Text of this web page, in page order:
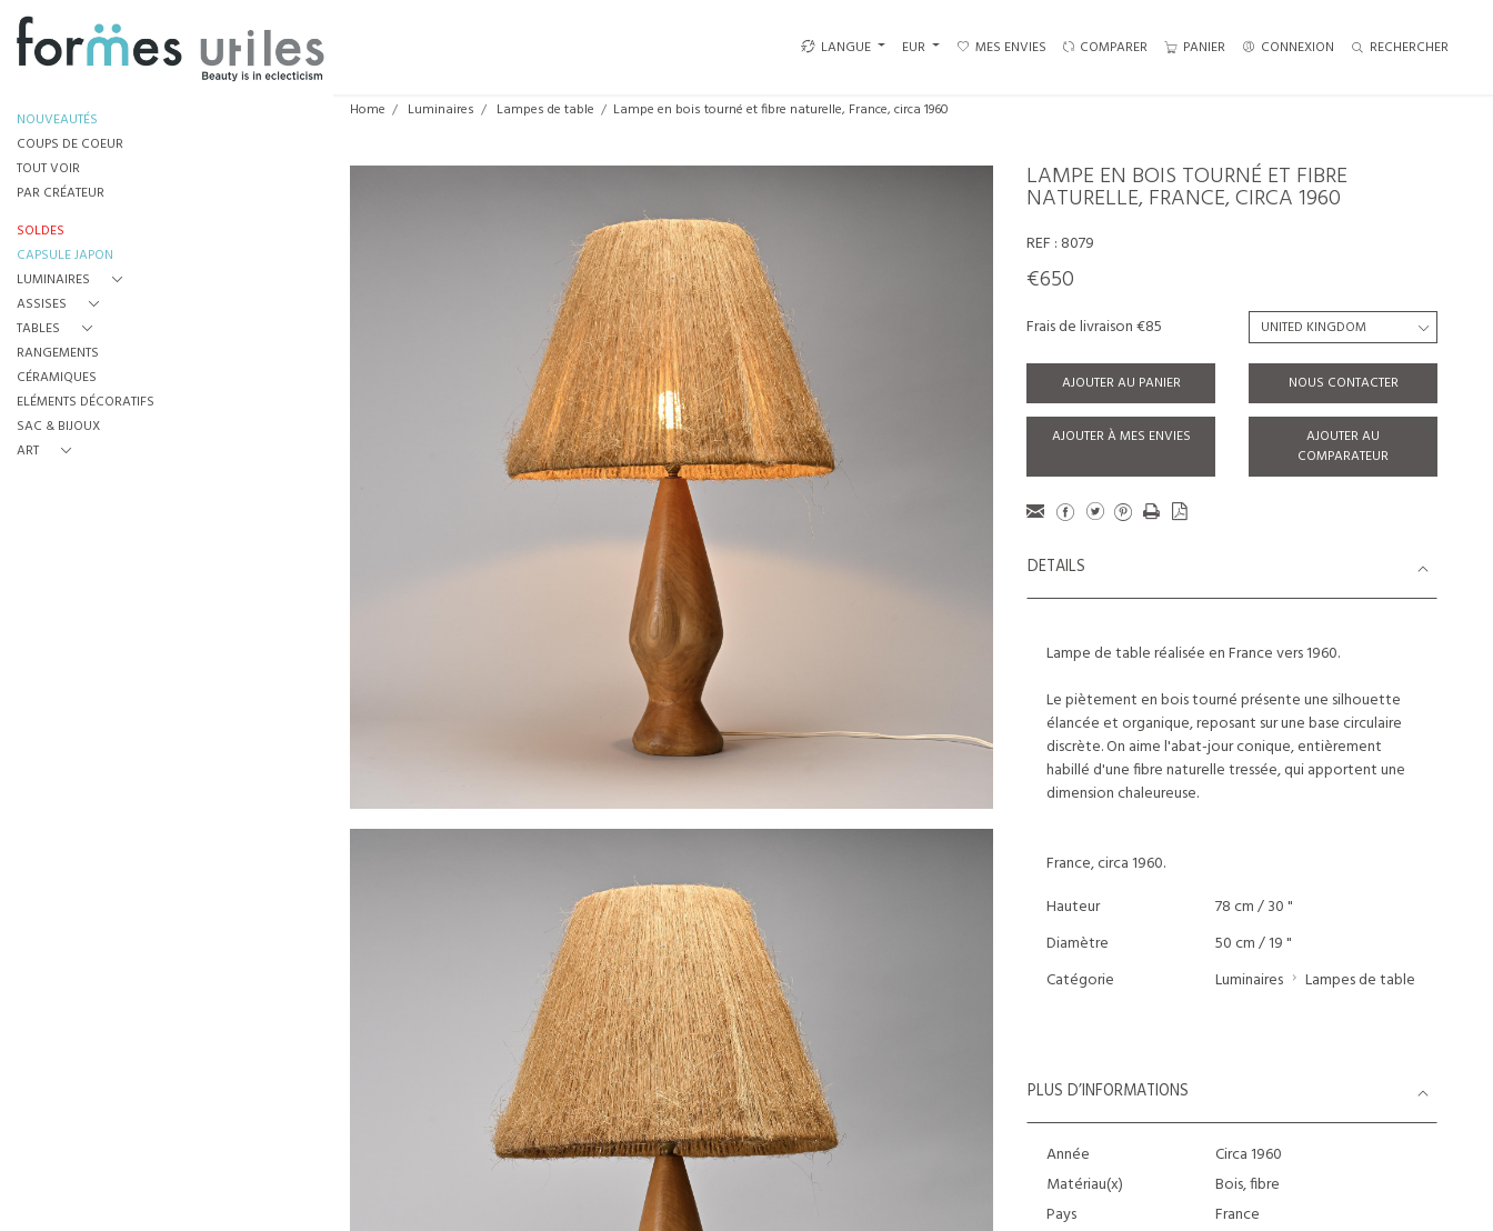
LANGUE EUR MES ENVIES COMPARER PANIER CONNEXION RECHERCHER
NOUVEAUTÉS
COUPS DE COEUR
TOUT VOIR
PAR CRÉATEUR
SOLDES
CAPSULE JAPON
LUMINAIRES
ASSISES
TABLES
RANGEMENTS
CÉRAMIQUES
ELÉMENTS DÉCORATIFS
SAC & BIJOUX
ART
Home Luminaires Lampes de table Lampe en bois tourné et fibre naturelle, France, circa 1960
LAMPE EN BOIS TOURNÉ ET FIBRE
NATURELLE, FRANCE, CIRCA 1960
REF : 8079
€650
Frais de livraison €85
AJOUTER AU PANIER NOUS CONTACTER
AJOUTER À MES ENVIES
AJOUTER AU
COMPARATEUR
DETAILS
Lampe de table réalisée en France vers 1960.
Le piètement en bois tourné présente une silhouette
élancée et organique, reposant sur une base circulaire
discrète. On aime l'abat-jour conique, entièrement
habillé d'une fibre naturelle tressée, qui apportent une
dimension chaleureuse.
France, circa 1960.
Hauteur
78 cm / 30 "
Diamètre
50 cm / 19 "
Catégorie
Luminaires Lampes de table
PLUS D’INFORMATIONS
Année
Circa 1960
Matériau(x)
Bois, fibre
Pays
France